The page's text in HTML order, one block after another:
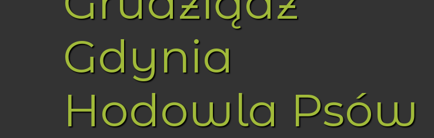
Gdynia
Hodowla Psów